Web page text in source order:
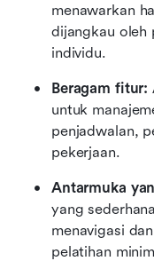
menawarkan
dijangkau oleh
individu.
Beragam fitur:
untuk
penjadwalan,
pekerjaan.
Antarmuka
yang
menavigasi
pelatihan